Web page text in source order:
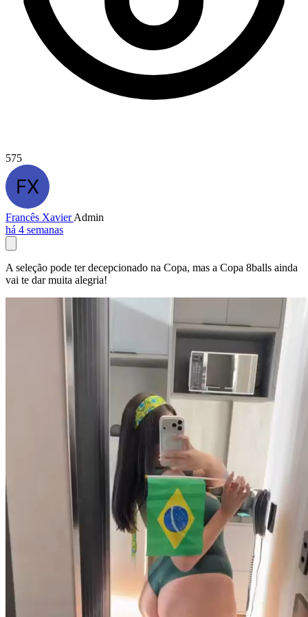
575
Francês XavierAdmin
há 4 semanas
A seleção pode ter decepcionado na Copa, mas a Copa 8balls ainda
vai te dar muita alegria!